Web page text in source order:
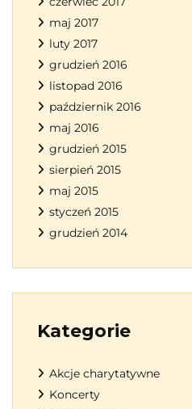
maj 2017
luty 2017
grudzień 2016
listopad 2016
październik 2016
maj 2016
grudzień 2015
sierpień 2015
maj 2015
styczeń 2015
grudzień 2014
Kategorie
Akcje charytatywne
Koncerty